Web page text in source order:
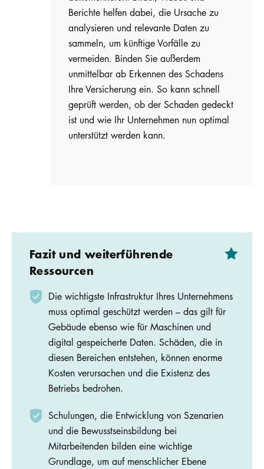
Berichte helfen dabei, die Ursache zu
analysieren und relevante Daten zu
sammeln, um künftige Vorfälle zu
vermeiden. Binden Sie außerdem
unmittelbar ab Erkennen des Schadens
Ihre Versicherung ein. So kann schnell
geprüft werden, ob der Schaden gedeckt
ist und wie Ihr Unternehmen nun optimal
unterstützt werden kann.
Fazit und weiterführende
Ressourcen
Die wichtigste Infrastruktur Ihres Unternehmens
muss optimal geschützt werden – das gilt für
Gebäude ebenso wie für Maschinen und
digital gespeicherte Daten. Schäden, die in
diesen Bereichen entstehen, können enorme
Kosten verursachen und die Existenz des
Betriebs bedrohen.
Schulungen, die Entwicklung von Szenarien
und die Bewusstseinsbildung bei
Mitarbeitenden bilden eine wichtige
Grundlage, um auf menschlicher Ebene